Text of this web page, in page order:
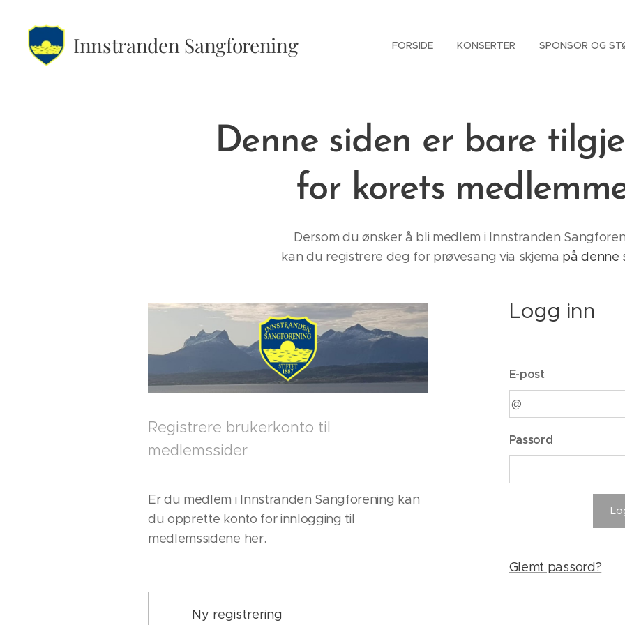
Innstranden Sangforening FORSIDE KONSERTER SPONSOR OG
Denne siden er bare
for korets
Dersom du ønsker å bli medlem i Innstranden
kan du registrere deg for prøvesang via skjema på denne
Registrere brukerkonto til
medlemssider
Er du medlem i Innstranden Sangforening kan
du opprette konto for innlogging til
medlemssidene her.
Ny registrering
Logg inn
E-post
Passord
Glemt passord?